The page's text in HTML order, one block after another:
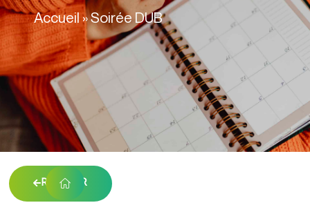
principalAccueil »Soirée DUB
RETOUR